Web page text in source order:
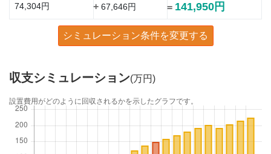
74,304円 +67,646円 = 141,950円
シミュレーション条件を変更する
収支シミュレーション(万円)
設置費用がどのように回収されるかを示したグラフです。